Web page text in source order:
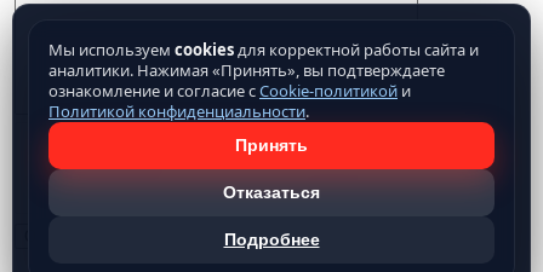
Мы используем cookiesдля корректной работы сайта и
аналитики. Нажимая «Принять», вы подтверждаете
ознакомление и согласие сCookie-политикой и
Политикой конфиденциальности.
Принять
Отказаться
Подробнее